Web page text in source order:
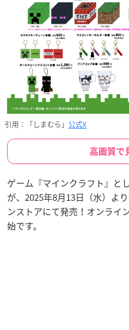
引用：「しまむら」 公式X
高画質で
ゲーム『マインクラフト』と
が、2025年8月13日（水）よ
ンストアにて発売！オンライ
始です。